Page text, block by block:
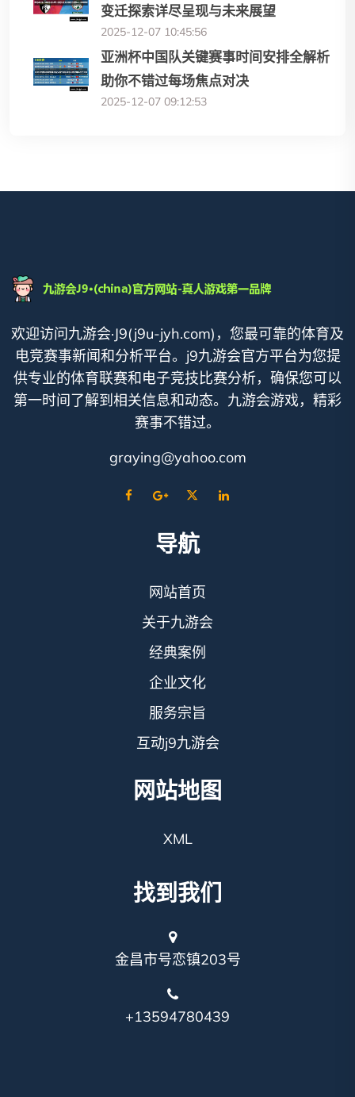
变迁探索详尽呈现与未来展望
2025-12-07 10:45:56
亚洲杯中国队关键赛事时间安排全解析
助你不错过每场焦点对决
2025-12-07 09:12:53
欢迎访问九游会·J9(j9u-jyh.com)，您最可靠的体育及
电竞赛事新闻和分析平台。j9九游会官方平台为您提
供专业的体育联赛和电子竞技比赛分析，确保您可以
第一时间了解到相关信息和动态。九游会游戏，精彩
赛事不错过。
graying@yahoo.com
导航
网站首页
关于九游会
经典案例
企业文化
服务宗旨
互动j9九游会
网站地图
XML
找到我们
金昌市号恋镇203号
+13594780439